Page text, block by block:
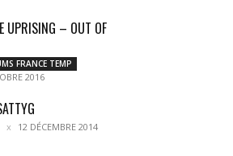
UPRISING – OUT OF
FRANCE TEMP
2016
12 DÉCEMBRE 2014